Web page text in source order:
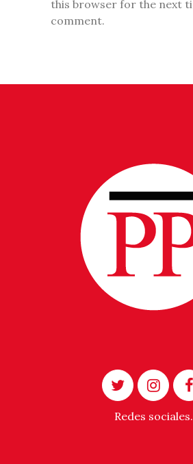
this browser for the next
comment.
Redes sociales.